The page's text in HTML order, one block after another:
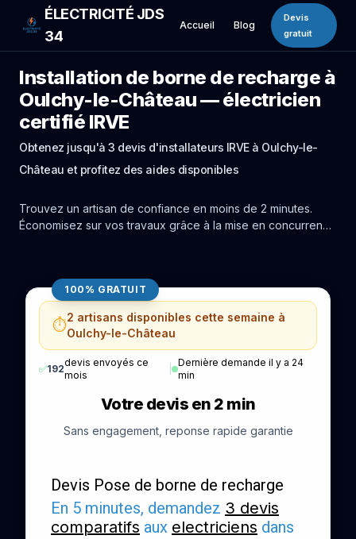
ÉLECTRICITÉ JDS
34
Accueil Blog
Devis
gratuit
Installation de borne de recharge à
Oulchy-le-Château — électricien
certifié IRVE
Obtenez jusqu'à 3 devis d'installateurs IRVE à Oulchy-le-
Château et profitez des aides disponibles
Trouvez un artisan de confiance en moins de 2 minutes.
Économisez sur vos travaux grâce à la mise en concurrence
100% GRATUIT
⏱️2 artisans disponibles cette semaine à
Oulchy-le-Château
✅192
devis envoyés ce
mois
|
Dernière demande il y a 24
min
Votre devis en 2 min
Sans engagement, reponse rapide garantie
Devis Pose de borne de recharge
En 5 minutes, demandez 3 devis
comparatifs aux electriciens dans